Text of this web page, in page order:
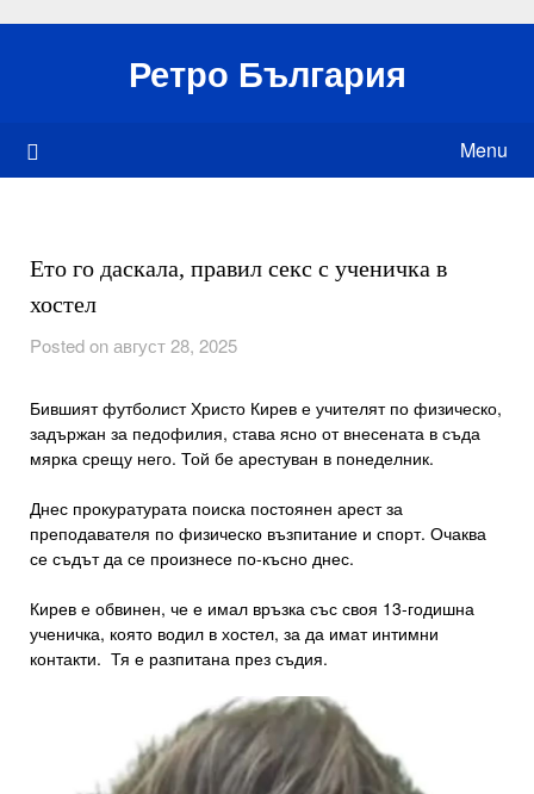
Ретро България
Menu
Ето го даскала, правил секс с ученичка в
хостел
Posted on август 28, 2025
Бившият футболист Христо Кирев е учителят по физическо,
задържан за педофилия, става ясно от внесената в съда
мярка срещу него. Той бе арестуван в понеделник.
Днес прокуратурата поиска постоянен арест за
преподавателя по физическо възпитание и спорт. Очаква
се съдът да се произнесе по-късно днес.
Кирев е обвинен, че е имал връзка със своя 13-годишна
ученичка, която водил в хостел, за да имат интимни
контакти. Тя е разпитана през съдия.